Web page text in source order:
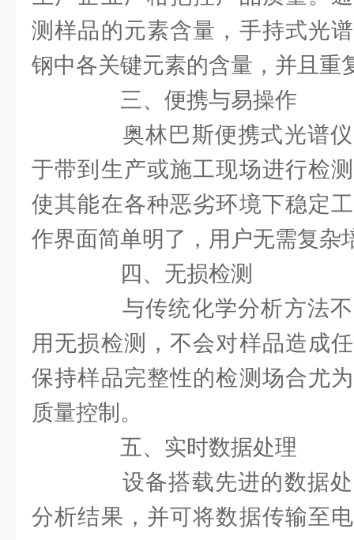
测样品的元素含量，手持式光
钢中各关键元素的含量，并且重
三、便携与易操作
奥林巴斯便携式光谱仪
于带到生产或施工现场进行检
使其能在各种恶劣环境下稳定
作界面简单明了，用户无需复杂
四、无损检测
与传统化学分析方法不
用无损检测，不会对样品造成
保持样品完整性的检测场合尤
质量控制。
五、实时数据处理
设备搭载先进的数据处
分析结果，并可将数据传输至